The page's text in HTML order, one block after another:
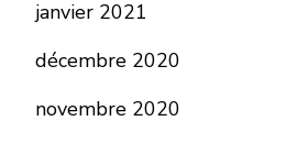
janvier 2021
décembre 2020
novembre 2020